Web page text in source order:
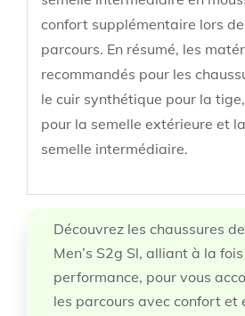
confort supplémentaire lors
parcours. En résumé, les
recommandés pour les
le cuir synthétique pour la
pour la semelle extérieure et
semelle intermédiaire.
Découvrez les chaussures
Men’s S2g Sl, alliant à la
performance, pour vous
les parcours avec confort et